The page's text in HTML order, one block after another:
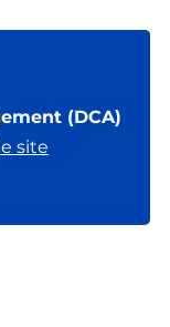
(DCA)
site